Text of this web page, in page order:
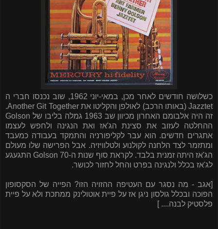
כשלושה חודשים לאחר מכן, במאי-יוני 1962, שוב נכנסו חברי ה
Jazztet (באותו הרכב) לאולפן והקליטו אתAnother Git Together
.
זה היה אלבומם האחרון מכיוון שב 1963
גמלה בליבו של Golson
ההחלטה לעזוב את סצינת הג'אז ואת הנגינה ולחפש לעצמו
אתגרים חדשים. הוא עבר לקליפורניה והתמקד בעבודה כמעבד
ומתזמר לצד הלחנה לקולנוע ולטלוויזיה. אבל הפרישה שלו מעולם
הג'אז היתה זמנית בלבד. לקראת סוף שנות ה-70
Golson התגעגע
לג'אז בכלל ולנגינה בפרט והחל לחזור לכושר.
[אגב - מה נסגר עם העטיפה ההזויה הזו? הפייה של הסקסופון
הפוכה ובכלל גולסון ניגן אז על פיית אוטולינק ממתכת ולא על פיית
פלסטיק לבנה.... ]